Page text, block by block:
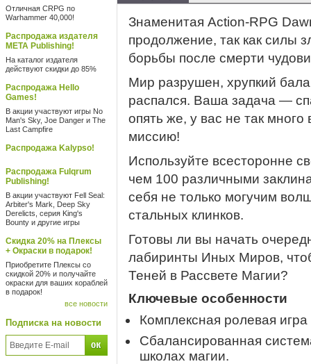
Отличная CRPG по
Warhammer 40,000!
Распродажа издателя
META Publishing!
На каталог издателя
действуют скидки до 85%
Распродажа Hello
Games!
В акции участвуют игры No
Man's Sky, Joe Danger и The
Last Campfire
Распродажа Kalypso!
Распродажа Fulqrum
Publishing!
В акции участвуют Fell Seal:
Arbiter's Mark, Deep Sky
Derelicts, серия King's
Bounty и другие игры
Скидка 20% на Плексы
+ Окраски в подарок!
Приобретите Плексы со
скидкой 20% и получайте
окраски для ваших кораблей
в подарок!
все новости
Подписка на новости
Знаменитая Action-RPG
продолжение, так как силы
борьбы после смерти
Мир разрушен, хрупкий
распался. Ваша задача —
опять же, у вас не так
миссию!
Используйте всесторонне
чем 100 различными
себя не только могучим
стальных клинков.
Готовы ли вы начать
лабиринты Иных Миров,
Теней в Рассвете Магии?
Ключевые особенности
Комплексная ролевая игра
Сбалансированная
школах магии.